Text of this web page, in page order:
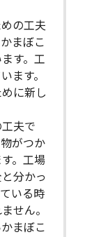
の工夫
まぼこ
す。工
ます。
に新し
夫で
がつか
。工場
分かっ
いる時
せん。
まぼこ